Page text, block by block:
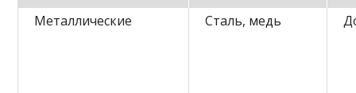
Металлические
Сталь, медь